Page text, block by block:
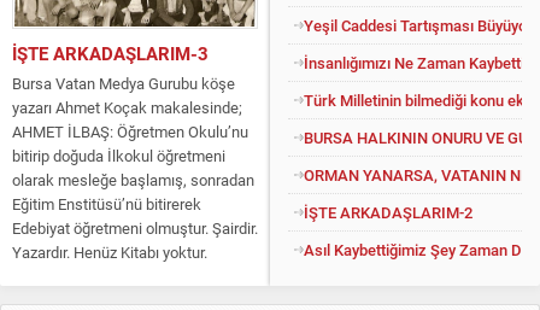
İŞTE ARKADAŞLARIM-3
Bursa Vatan Medya Gurubu köşe
yazarı Ahmet Koçak makalesinde;
AHMET İLBAŞ: Öğretmen Okulu’nu
bitirip doğuda İlkokul öğretmeni
olarak mesleğe başlamış, sonradan
Eğitim Enstitüsü’nü bitirerek
Edebiyat öğretmeni olmuştur. Şairdir.
Yazardır. Henüz Kitabı yoktur.
diyenlere güler geçer. Yüce...
Yeşil Caddesi Tartışması Büyüyor
İnsanlığımızı Ne Zaman Kaybettik?
Türk Milletinin bilmediği konu
BURSA HALKININ ONURU VE
ORMAN YANARSA, VATANIN
İŞTE ARKADAŞLARIM-2
Asıl Kaybettiğimiz Şey Zaman